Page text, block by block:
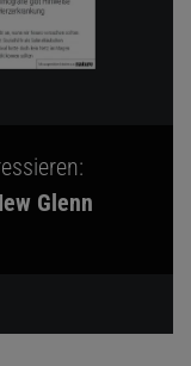
Glenn